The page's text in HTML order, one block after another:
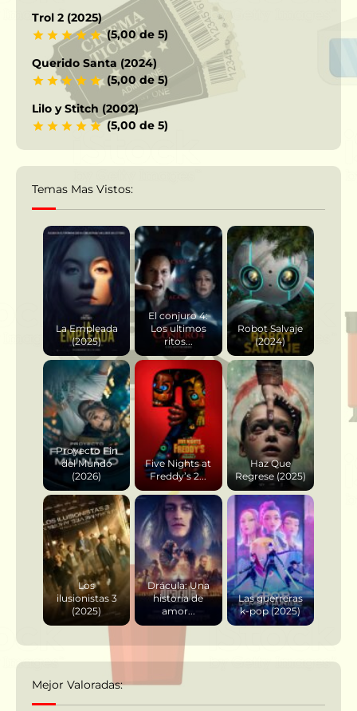
Trol 2 (2025)
(5,00 de 5)
Querido Santa (2024)
(5,00 de 5)
Lilo y Stitch (2002)
(5,00 de 5)
Temas Mas Vistos:
La Empleada
(2025)
El conjuro 4:
Los ultimos
ritos...
Robot Salvaje
(2024)
Proyecto Fin
del Mundo
(2026)
Five Nights at
Freddy’s 2...
Haz Que
Regrese (2025)
Los
ilusionistas 3
(2025)
Drácula: Una
historia de
amor...
Las guerreras
k-pop (2025)
Mejor Valoradas: